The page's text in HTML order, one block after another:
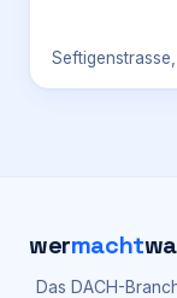
wermacht
Das DACH-